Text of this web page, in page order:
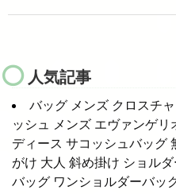
人気記事
バッグ メンズ クロスチ
ッシュ メンズ エヴァンゲリ
ディース サコッシュバッグ
がけ 大人 斜め掛け ショル
バッグ ワンショルダーバッ